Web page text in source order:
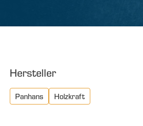
Hersteller
Panhans Holzkraft